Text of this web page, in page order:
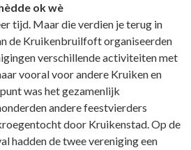
ok wè
tijd. Maar die verdien je terug in
de Kruikenbruilfoft organiseerden
verschillende activiteiten met
vooral voor andere Kruikenen
was het gezamenlijk
andere feestvierders
door Kruikenstad. Op de
hadden de twee vereniging een